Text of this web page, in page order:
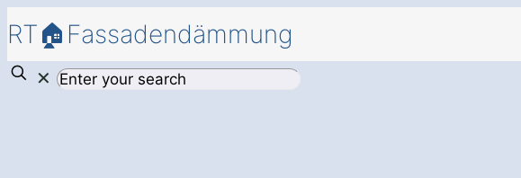
RT🏠Fassadendämmung
✕